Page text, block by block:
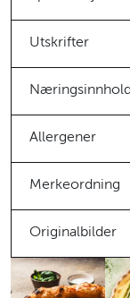
Utskrifter
Allergener
Merkeordning
Originalbilder